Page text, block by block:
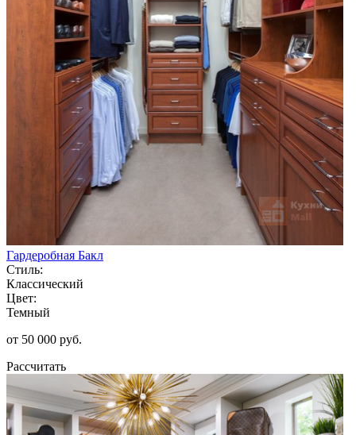
Гардеробная Бакл
Стиль:
Классический
Цвет:
Темный
от 50 000 руб.
Рассчитать